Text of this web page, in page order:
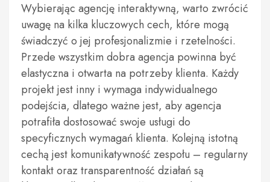
Wybierając agencję interaktywną, warto zwrócić
uwagę na kilka kluczowych cech, które mogą
świadczyć o jej profesjonalizmie i rzetelności.
Przede wszystkim dobra agencja powinna być
elastyczna i otwarta na potrzeby klienta. Każdy
projekt jest inny i wymaga indywidualnego
podejścia, dlatego ważne jest, aby agencja
potrafiła dostosować swoje usługi do
specyficznych wymagań klienta. Kolejną istotną
cechą jest komunikatywność zespołu – regularny
kontakt oraz transparentność działań są